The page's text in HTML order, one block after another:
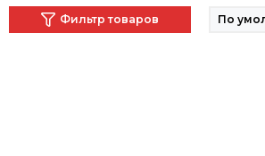
Фильтр товаров